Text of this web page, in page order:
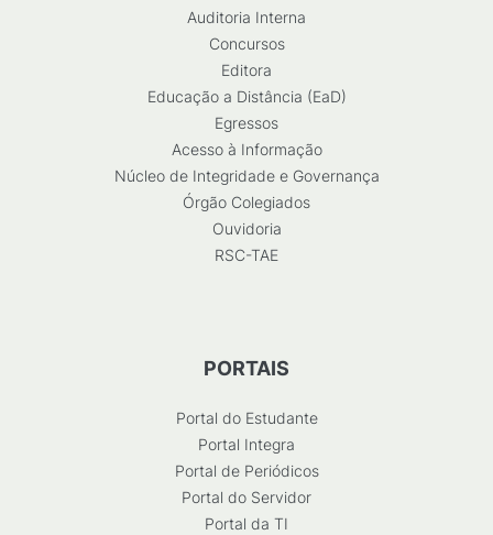
Auditoria Interna
Concursos
Editora
Educação a Distância (EaD)
Egressos
Acesso à Informação
Núcleo de Integridade e Governança
Órgão Colegiados
Ouvidoria
RSC-TAE
PORTAIS
Portal do Estudante
Portal Integra
Portal de Periódicos
Portal do Servidor
Portal da TI